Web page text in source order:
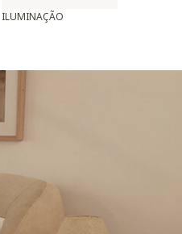
ILUMINAÇÃO